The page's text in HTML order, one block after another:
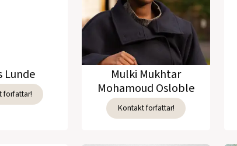
Lunde
forfattar!
Mulki Mukhtar
Mohamoud Osloble
Kontakt forfattar!